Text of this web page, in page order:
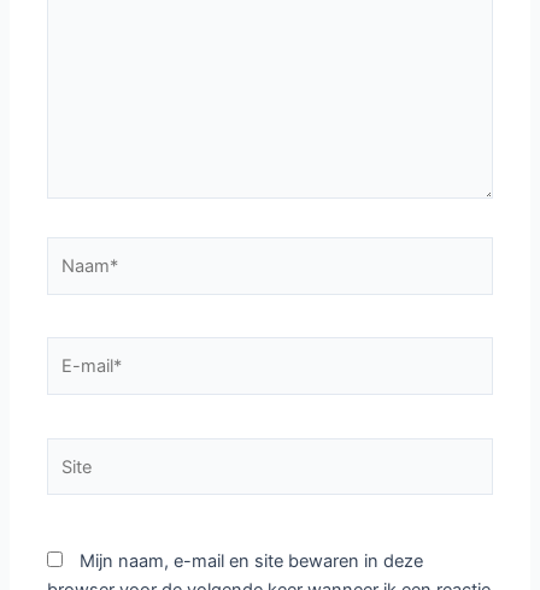
mail*
Mijn naam, e-mail en site bewaren in deze